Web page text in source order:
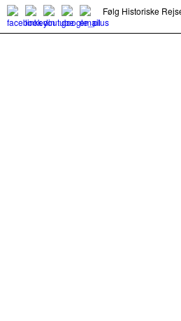
Følg Historiske